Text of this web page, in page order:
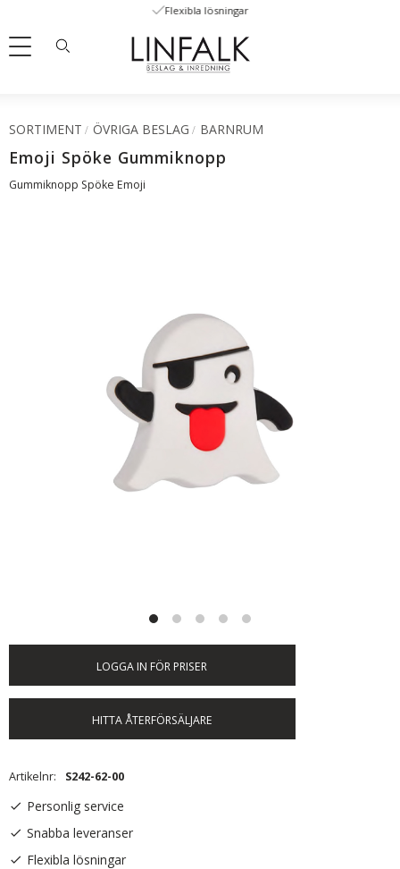
Meny
Flexibla lösningar
SORTIMENT ÖVRIGA BESLAG BARNRUM
Emoji Spöke Gummiknopp
Gummiknopp Spöke Emoji
LOGGA IN FÖR PRISER
HITTA ÅTERFÖRSÄLJARE
Artikelnr S242-62-00
Personlig service
Snabba leveranser
Flexibla lösningar